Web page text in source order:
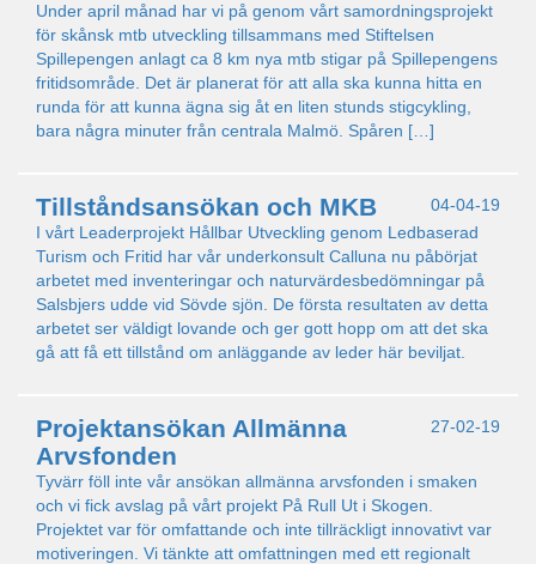
Under april månad har vi på genom vårt samordningsprojekt
för skånsk mtb utveckling tillsammans med Stiftelsen
Spillepengen anlagt ca 8 km nya mtb stigar på Spillepengens
fritidsområde. Det är planerat för att alla ska kunna hitta en
runda för att kunna ägna sig åt en liten stunds stigcykling,
bara några minuter från centrala Malmö. Spåren […]
04-04-19
Tillståndsansökan och MKB
I vårt Leaderprojekt Hållbar Utveckling genom Ledbaserad
Turism och Fritid har vår underkonsult Calluna nu påbörjat
arbetet med inventeringar och naturvärdesbedömningar på
Salsbjers udde vid Sövde sjön. De första resultaten av detta
arbetet ser väldigt lovande och ger gott hopp om att det ska
gå att få ett tillstånd om anläggande av leder här beviljat.
27-02-19
Projektansökan Allmänna
Arvsfonden
Tyvärr föll inte vår ansökan allmänna arvsfonden i smaken
och vi fick avslag på vårt projekt På Rull Ut i Skogen.
Projektet var för omfattande och inte tillräckligt innovativt var
motiveringen. Vi tänkte att omfattningen med ett regionalt